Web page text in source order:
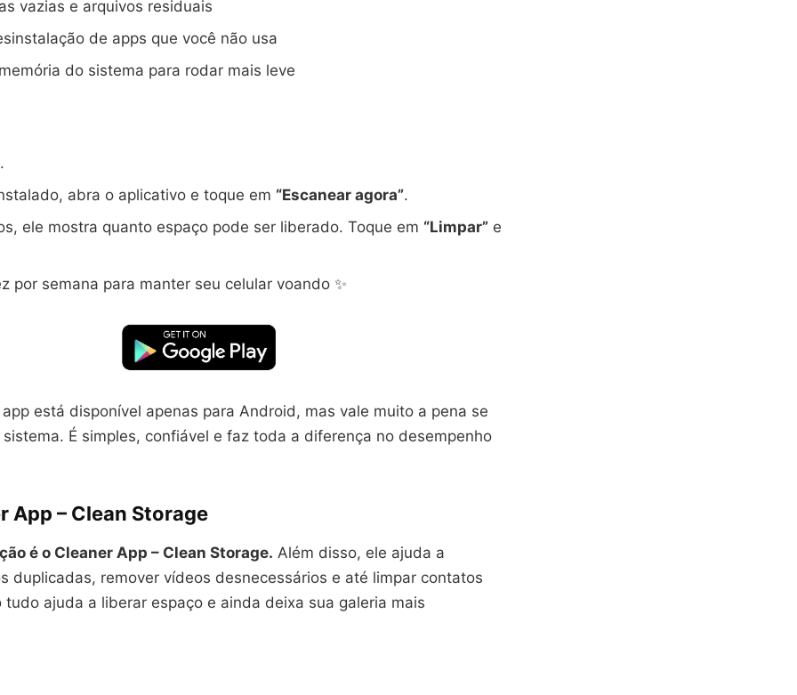
vazias e arquivos residuais
de apps que você não usa
do sistema para rodar mais leve
abra o aplicativo e toque em “Escanear agora”.
ele mostra quanto espaço pode ser liberado. Toque em “Limpar” e
por semana para manter seu celular voando ✨
app está disponível apenas para Android, mas vale muito a pena se
É simples, confiável e faz toda a diferença no desempenho
App – Clean Storage
é o Cleaner App – Clean Storage. Além disso, ele ajuda a
duplicadas, remover vídeos desnecessários e até limpar contatos
tudo ajuda a liberar espaço e ainda deixa sua galeria mais